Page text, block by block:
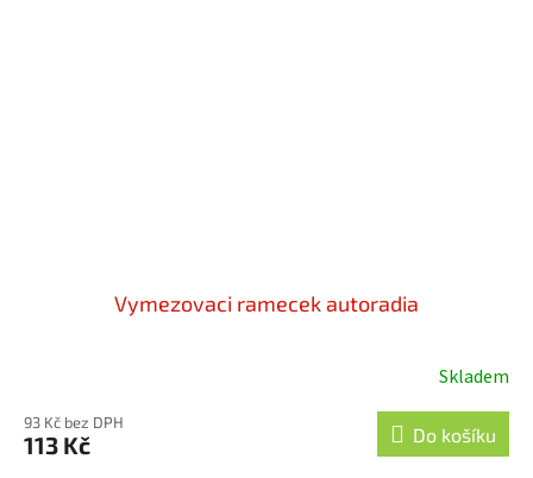
Vymezovaci ramecek autoradia
Skladem
93 Kč bez DPH
113 Kč Do košíku